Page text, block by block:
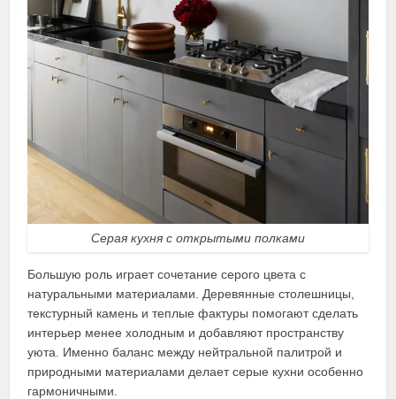
Серая кухня с открытыми полками
Большую роль играет сочетание серого цвета с
натуральными материалами. Деревянные столешницы,
текстурный камень и теплые фактуры помогают сделать
интерьер менее холодным и добавляют пространству
уюта. Именно баланс между нейтральной палитрой и
природными материалами делает серые кухни особенно
гармоничными.